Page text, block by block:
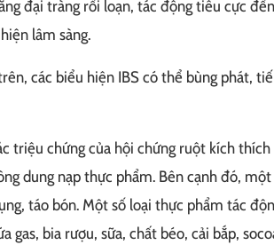
đại tràng rối loạn, tác động tiêu cực
lâm sàng.
các biểu hiện IBS có thể bùng phát,
triệu chứng của hội chứng ruột kích
dung nạp thực phẩm. Bên cạnh đó,
táo bón. Một số loại thực phẩm tác
gas, bia rượu, sữa, chất béo, cải bắp,